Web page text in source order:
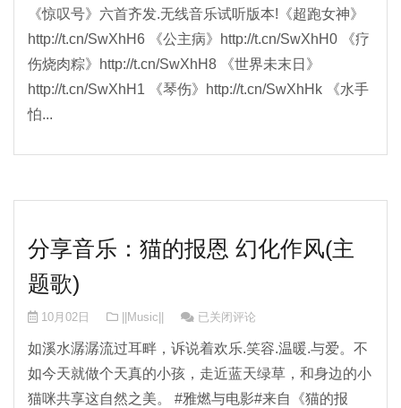
《惊叹号》六首齐发.无线音乐试听版本!《超跑女神》
http://t.cn/SwXhH6 《公主病》http://t.cn/SwXhH0 《疗
伤烧肉粽》http://t.cn/SwXhH8 《世界未末日》
http://t.cn/SwXhH1 《琴伤》http://t.cn/SwXhHk 《水手
怕...
分享音乐：猫的报恩 幻化作风(主
题歌)
10月02日 ||Music|| 分享音乐：猫的报恩 幻化作风(主题歌)
已关闭评论
如溪水潺潺流过耳畔，诉说着欢乐.笑容.温暖.与爱。不
如今天就做个天真的小孩，走近蓝天绿草，和身边的小
猫咪共享这自然之美。 #雅燃与电影#来自《猫的报